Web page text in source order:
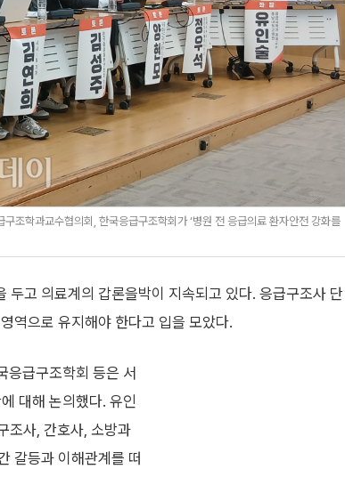
학과교수협의회, 한국응급구조학회가 ‘병원 전 응급의료 환자안전 강화를
고 의료계의 갑론을박이 지속되고 있다. 응급구조사 단
역으로 유지해야 한다고 입을 모았다.
응급구조학회 등은 서
대해 논의했다. 유인
조사, 간호사, 소방과
갈등과 이해관계를 떠